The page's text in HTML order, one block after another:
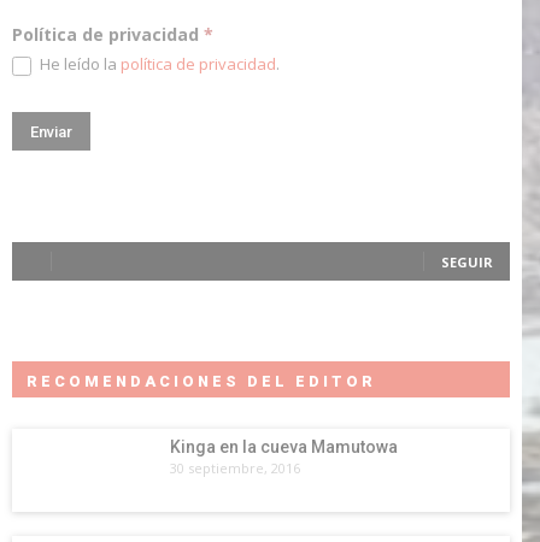
Política de privacidad *
He leído la política de privacidad.
SEGUIR
RECOMENDACIONES DEL EDITOR
Kinga en la cueva Mamutowa
30 septiembre, 2016